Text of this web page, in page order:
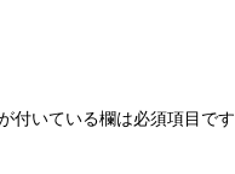
付いている欄は必須項目です